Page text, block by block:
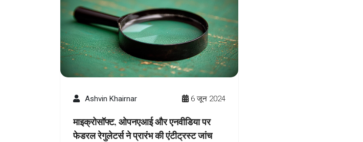
Ashvin Khairnar 6 जून 2024
माइक्रोसॉफ्ट, ओपनएआई और एनवीडिया पर
फेडरल रेगुलेटर्स ने प्रारंभ की एंटीट्रस्ट जांच